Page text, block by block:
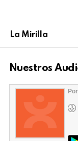
La Mirilla
Nuestros